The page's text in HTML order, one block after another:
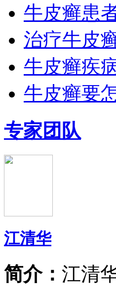
牛皮癣患
治疗牛皮
牛皮癣疾
牛皮癣要
专家团队
江清华
简介： 江清